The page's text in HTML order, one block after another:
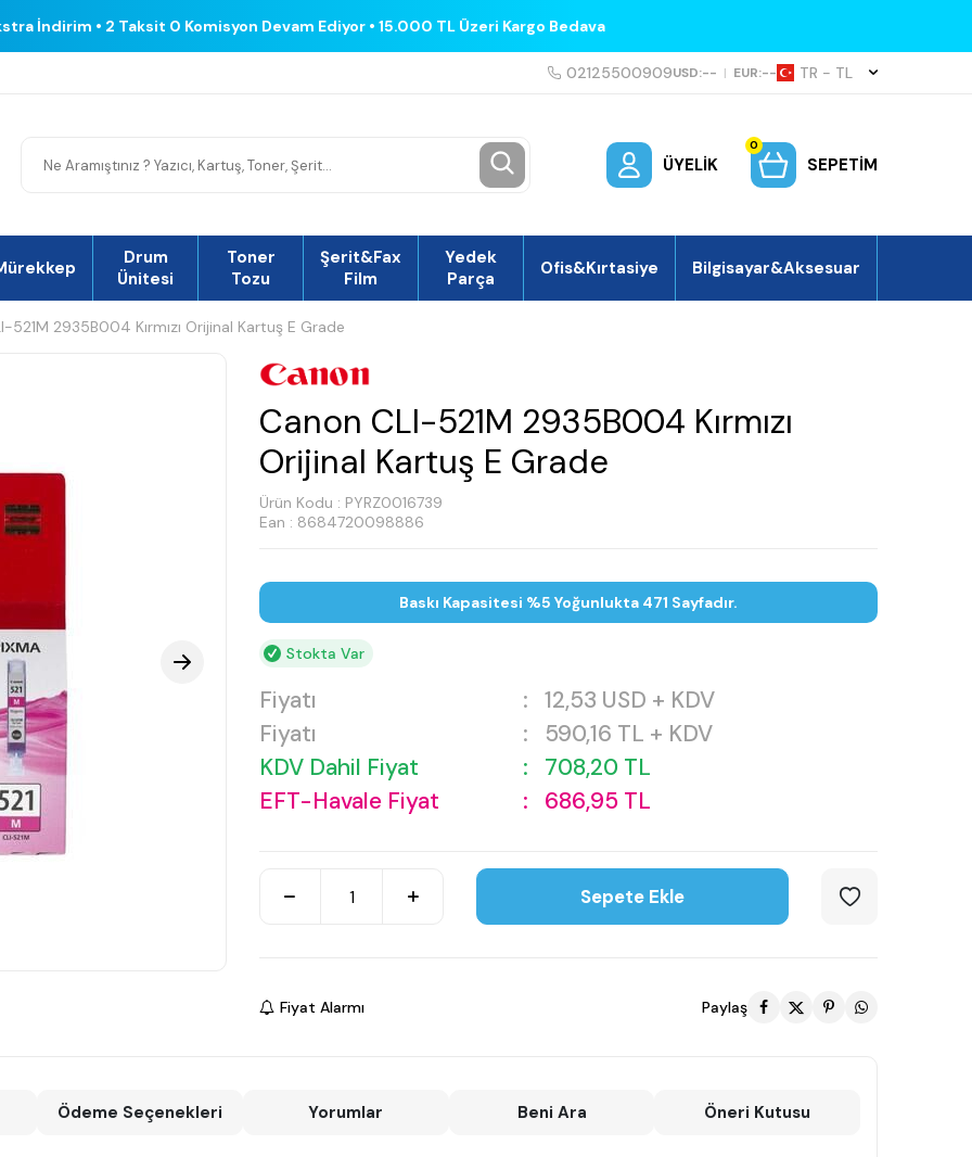
İndirim • 2 Taksit 0 Komisyon Devam Ediyor • 15.000 TL Üzeri Kargo Bedava
02125500909USD:-- | EUR:-- TR − TL
ÜYELIK
0
SEPETIM
Drum
Ünitesi
Toner
Tozu
Şerit&Fax
Film
Yedek
Parça
Ofis&Kırtasiye Bilgisayar&Aksesuar
521M 2935B004 Kırmızı Orijinal Kartuş E Grade
Canon CLI-521M 2935B004 Kırmızı
Orijinal Kartuş E Grade
Ürün Kodu : PYRZ0016739
Ean : 8684720098886
Baskı Kapasitesi %5 Yoğunlukta 471 Sayfadır.
Stokta Var
Fiyatı : 12,53 USD + KDV
Fiyatı
: 590,16 TL + KDV
KDV Dahil Fiyat
: 708,20 TL
EFT-Havale Fiyat
: 686,95 TL
Sepete Ekle
Fiyat Alarmı Paylaş
Ödeme Seçenekleri Yorumlar Beni Ara Öneri Kutusu